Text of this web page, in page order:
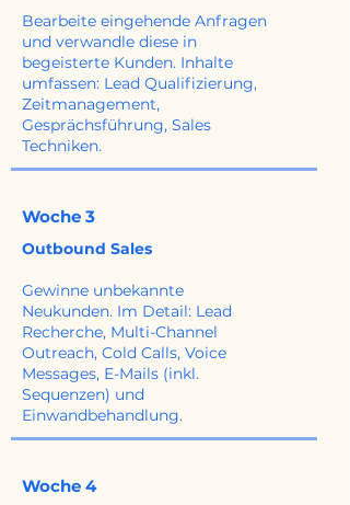
Bearbeite eingehende Anfragen
und verwandle diese in
begeisterte Kunden. Inhalte
umfassen: Lead Qualifizierung,
Zeitmanagement,
Gesprächsführung, Sales
Techniken.
Woche 3
Outbound Sales
Gewinne unbekannte
Neukunden. Im Detail: Lead
Recherche, Multi-Channel
Outreach, Cold Calls, Voice
Messages, E-Mails (inkl.
Sequenzen) und
Einwandbehandlung.
Woche 4